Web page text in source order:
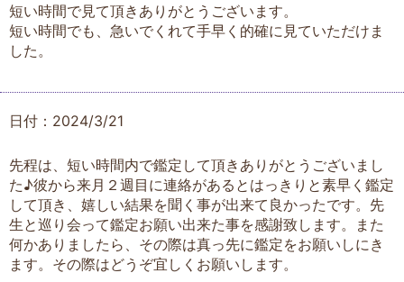
短い時間で見て頂きありがとうございます。
短い時間でも、急いでくれて手早く的確に見ていただけま
した。
日付：2024/3/21
先程は、短い時間内で鑑定して頂きありがとうございまし
た♪彼から来月２週目に連絡があるとはっきりと素早く鑑定
して頂き、嬉しい結果を聞く事が出来て良かったです。先
生と巡り会って鑑定お願い出来た事を感謝致します。また
何かありましたら、その際は真っ先に鑑定をお願いしにき
ます。その際はどうぞ宜しくお願いします。